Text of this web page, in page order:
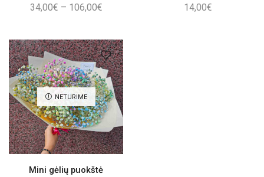
34,00€ – 106,00€Price
through
106,00€
14,00€
NETURIME
Mini gėlių puokštė